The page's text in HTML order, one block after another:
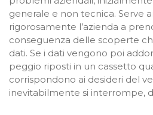
generale e non tecnica. Serve
rigorosamente l’azienda a
conseguenza delle scoperte
dati. Se i dati vengono poi
peggio riposti in un cassetto
corrispondono ai desideri del
inevitabilmente si interrompe,